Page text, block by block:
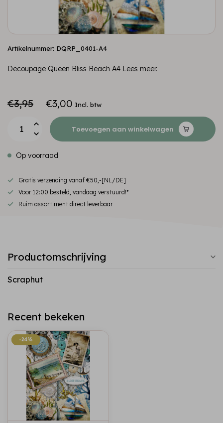
Artikelnummer: DQRP_0401-A4
Decoupage Queen Bliss Beach A4 Lees meer.
€3,95 €3,00 Incl. btw
Toevoegen aan winkelwagen
Op voorraad
Gratis verzending vanaf €50,-[NL/DE]
Voor 12:00 besteld, vandaag verstuurd!*
Ruim assortiment direct leverbaar
Productomschrijving
Scraphut
Recent bekeken
-24%
-24%